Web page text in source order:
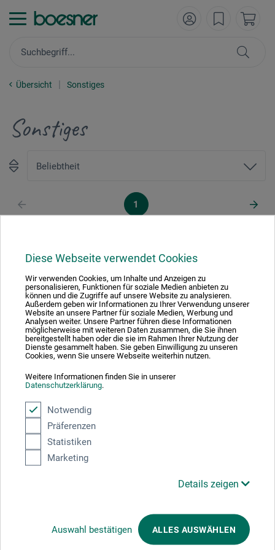
Diese Webseite verwendet Cookies
Wir verwenden Cookies, um Inhalte und Anzeigen zu
personalisieren, Funktionen für soziale Medien anbieten zu
können und die Zugriffe auf unsere Website zu analysieren.
Außerdem geben wir Informationen zu Ihrer Verwendung unserer
Website an unsere Partner für soziale Medien, Werbung und
Analysen weiter. Unsere Partner führen diese Informationen
möglicherweise mit weiteren Daten zusammen, die Sie ihnen
bereitgestellt haben oder die sie im Rahmen Ihrer Nutzung der
Dienste gesammelt haben. Sie geben Einwilligung zu unseren
Cookies, wenn Sie unsere Webseite weiterhin nutzen.
Weitere Informationen finden Sie in unserer
Datenschutzerklärung.
Notwendig
Präferenzen
Statistiken
Marketing
Details zeigen
Auswahl bestätigen ALLES AUSWÄHLEN
Übersicht Sonstiges
Sonstiges
1
Ausgezeichnet sicher
Zahlungsarten im Onlineshop
Produktkategorien